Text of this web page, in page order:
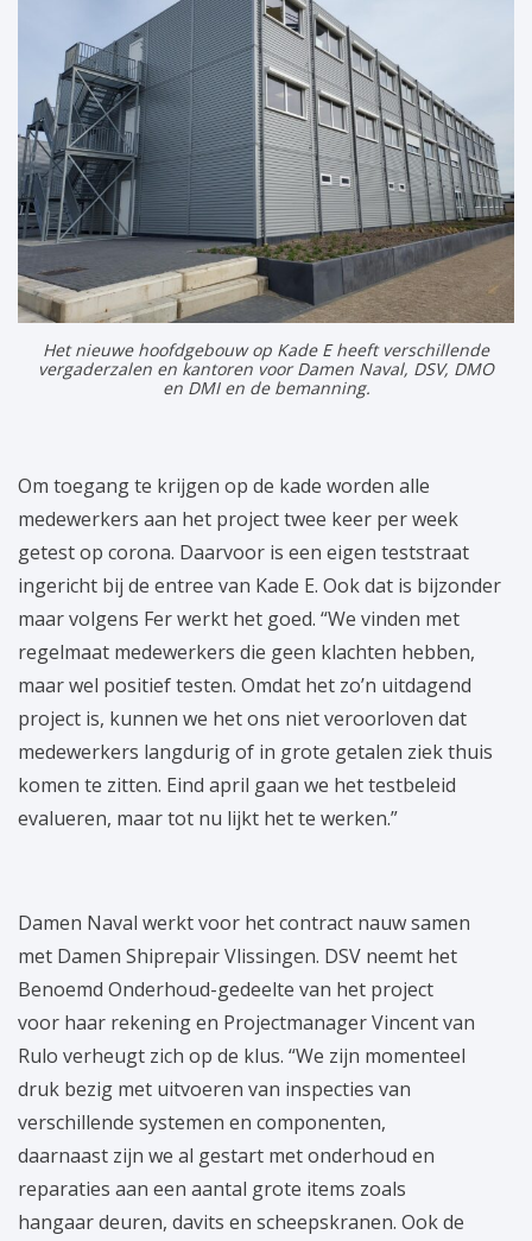
Het nieuwe hoofdgebouw op Kade E heeft verschillende
vergaderzalen en kantoren voor Damen Naval, DSV, DMO
en DMI en de bemanning.
Om toegang te krijgen op de kade worden alle
medewerkers aan het project twee keer per week
getest op corona. Daarvoor is een eigen teststraat
ingericht bij de entree van Kade E. Ook dat is bijzonder
maar volgens Fer werkt het goed. “We vinden met
regelmaat medewerkers die geen klachten hebben,
maar wel positief testen. Omdat het zo’n uitdagend
project is, kunnen we het ons niet veroorloven dat
medewerkers langdurig of in grote getalen ziek thuis
komen te zitten. Eind april gaan we het testbeleid
evalueren, maar tot nu lijkt het te werken.”
Damen Naval werkt voor het contract nauw samen
met Damen Shiprepair Vlissingen. DSV neemt het
Benoemd Onderhoud-gedeelte van het project
voor haar rekening en Projectmanager Vincent van
Rulo verheugt zich op de klus. “We zijn momenteel
druk bezig met uitvoeren van inspecties van
verschillende systemen en componenten,
daarnaast zijn we al gestart met onderhoud en
reparaties aan een aantal grote items zoals
hangaar deuren, davits en scheepskranen. Ook de